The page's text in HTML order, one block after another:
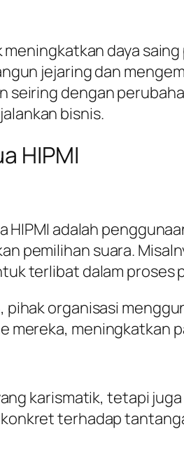
daya
jejaring dan
seiring dengan
bisnis.
HIPMI
adalah
pemilihan suara.
terlibat dalam proses
pihak organisasi
meningkatkan
karismatik, tetapi
terhadap